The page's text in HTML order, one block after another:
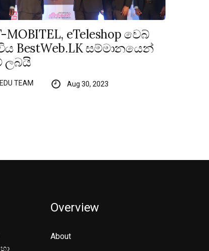
MOBITEL, eTeleshop වෙබ්
BestWeb.LK සම්මානයෙන්
ලබයි
EDU TEAM Aug 30, 2023
Overview
About